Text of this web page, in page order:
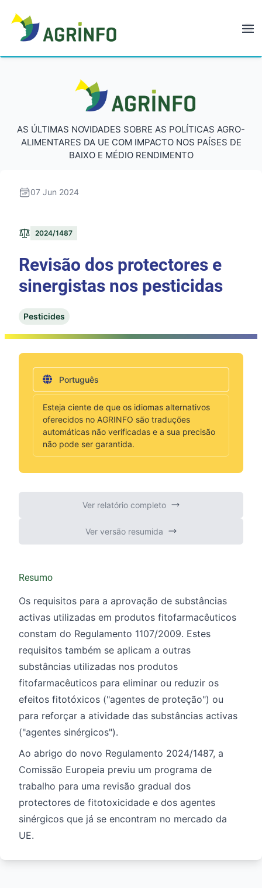
AGRINFO
AS ÚLTIMAS NOVIDADES SOBRE AS POLÍTICAS AGRO-
ALIMENTARES DA UE COM IMPACTO NOS PAÍSES DE
BAIXO E MÉDIO RENDIMENTO
07 Jun 2024
2024/1487
Revisão dos protectores e
sinergistas nos pesticidas
Pesticides
Ver relatório completo
Ver versão resumida
Resumo
Os requisitos para a aprovação de substâncias
activas utilizadas em produtos fitofarmacêuticos
constam do Regulamento 1107/2009. Estes
requisitos também se aplicam a outras
substâncias utilizadas nos produtos
fitofarmacêuticos para eliminar ou reduzir os
efeitos fitotóxicos ("agentes de proteção") ou
para reforçar a atividade das substâncias activas
("agentes sinérgicos").
Ao abrigo do novo Regulamento 2024/1487, a
Comissão Europeia previu um programa de
trabalho para uma revisão gradual dos
protectores de fitotoxicidade e dos agentes
sinérgicos que já se encontram no mercado da
UE.
Português
Esteja ciente de que os idiomas alternativos
oferecidos no AGRINFO são traduções
automáticas não verificadas e a sua precisão
não pode ser garantida.